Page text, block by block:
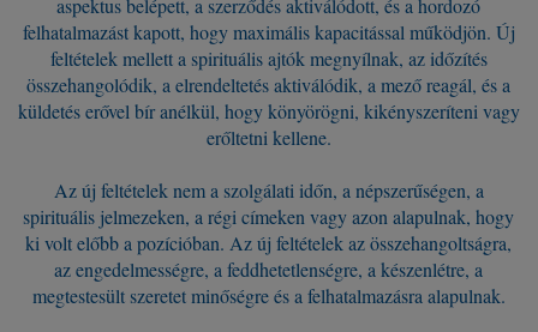
aspektus belépett, a szerződés aktiválódott, és a hordozó
felhatalmazást kapott, hogy maximális kapacitással működjön. Új
feltételek mellett a spirituális ajtók megnyílnak, az időzítés
összehangolódik, a elrendeltetés aktiválódik, a mező reagál, és a
küldetés erővel bír anélkül, hogy könyörögni, kikényszeríteni vagy
erőltetni kellene.
Az új feltételek nem a szolgálati időn, a népszerűségen, a
spirituális jelmezeken, a régi címeken vagy azon alapulnak, hogy
ki volt előbb a pozícióban. Az új feltételek az összehangoltságra,
az engedelmességre, a feddhetetlenségre, a készenlétre, a
megtestesült szeretet minőségre és a felhatalmazásra alapulnak.